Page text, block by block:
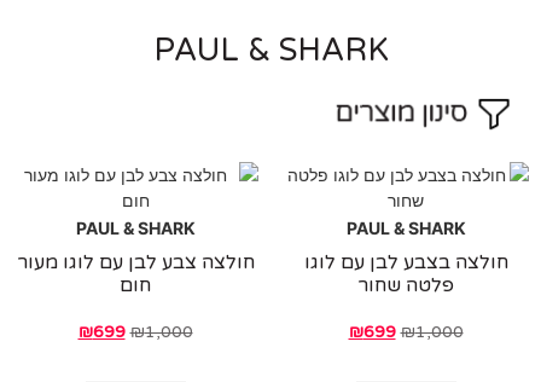
PAUL & SHARK
PAUL & SHARK
בצבע לבן עם לוגו
פלטה שחור
₪1,000
₪699
PAUL & SHARK
חולצה צבע לבן עם לוגו מעור
₪1,000
₪699